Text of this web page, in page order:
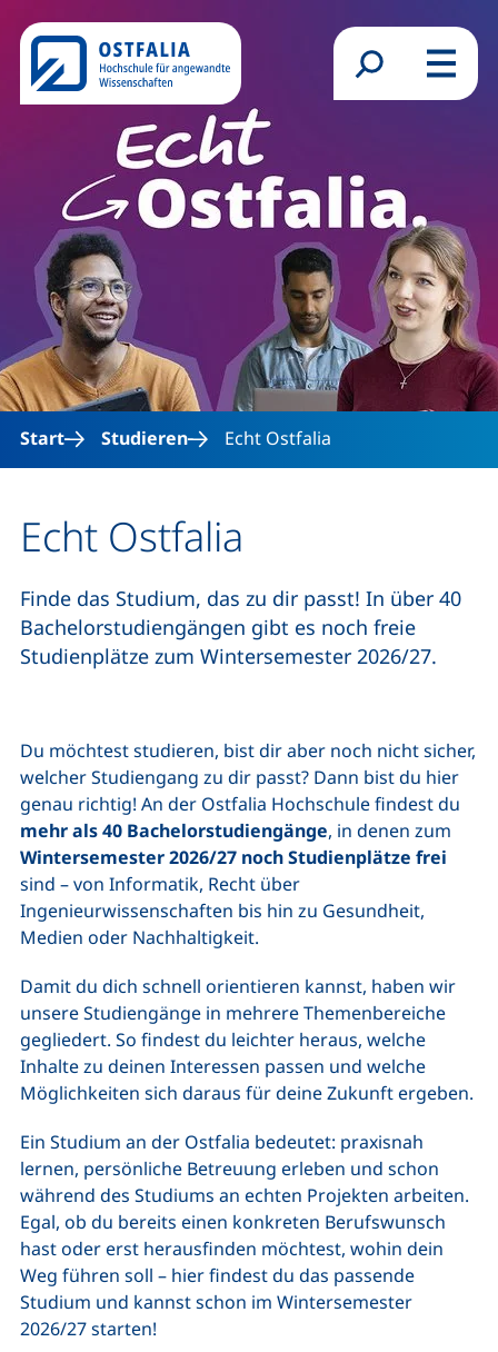
Suchformular
Menü
Start Studieren Echt Ostfalia
Echt Ostfalia
Finde das Studium, das zu dir passt! In über 40
Bachelorstudiengängen gibt es noch freie
Studienplätze zum Wintersemester 2026/27.
Du möchtest studieren, bist dir aber noch nicht sicher,
welcher Studiengang zu dir passt? Dann bist du hier
genau richtig! An der Ostfalia Hochschule findest du
mehr als 40 Bachelorstudiengänge, in denen zum
Wintersemester 2026/27 noch Studienplätze frei
sind – von Informatik, Recht über
Ingenieurwissenschaften bis hin zu Gesundheit,
Medien oder Nachhaltigkeit.
Damit du dich schnell orientieren kannst, haben wir
unsere Studiengänge in mehrere Themenbereiche
gegliedert. So findest du leichter heraus, welche
Inhalte zu deinen Interessen passen und welche
Möglichkeiten sich daraus für deine Zukunft ergeben.
Ein Studium an der Ostfalia bedeutet: praxisnah
lernen, persönliche Betreuung erleben und schon
während des Studiums an echten Projekten arbeiten.
Egal, ob du bereits einen konkreten Berufswunsch
hast oder erst herausfinden möchtest, wohin dein
Weg führen soll – hier findest du das passende
Studium und kannst schon im Wintersemester
2026/27 starten!